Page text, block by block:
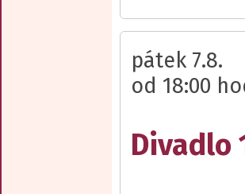
pátek 7.8.
od 18:00
Divadlo